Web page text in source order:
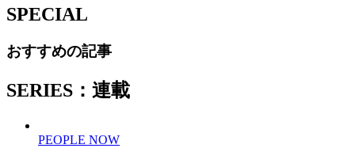
SPECIAL
おすすめの記事
SERIES：連載
PEOPLE NOW